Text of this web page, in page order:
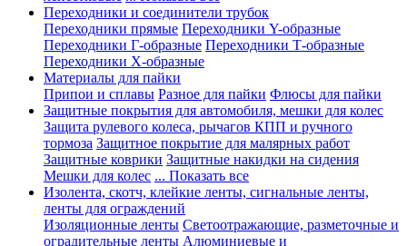
Переходники и соединители трубок
Переходники прямые Переходники Y-образные
Переходники Г-образные Переходники Т-образные
Переходники Х-образные
Материалы для пайки
Припои и сплавы Разное для пайки Флюсы для пайки
Защитные покрытия для автомобиля, мешки для колес
Защита рулевого колеса, рычагов КПП и ручного
тормоза Защитное покрытие для малярных работ
Защитные коврики Защитные накидки на сидения
Мешки для колес ... Показать все
Изолента, скотч, клейкие ленты, сигнальные ленты,
ленты для ограждений
Изоляционные ленты Светоотражающие, разметочные и
оградительные ленты Алюминиевые и